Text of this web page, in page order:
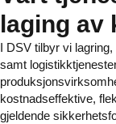
laging
I DSV tilbyr vi
samt
kostnadseffektive,
gjeldende